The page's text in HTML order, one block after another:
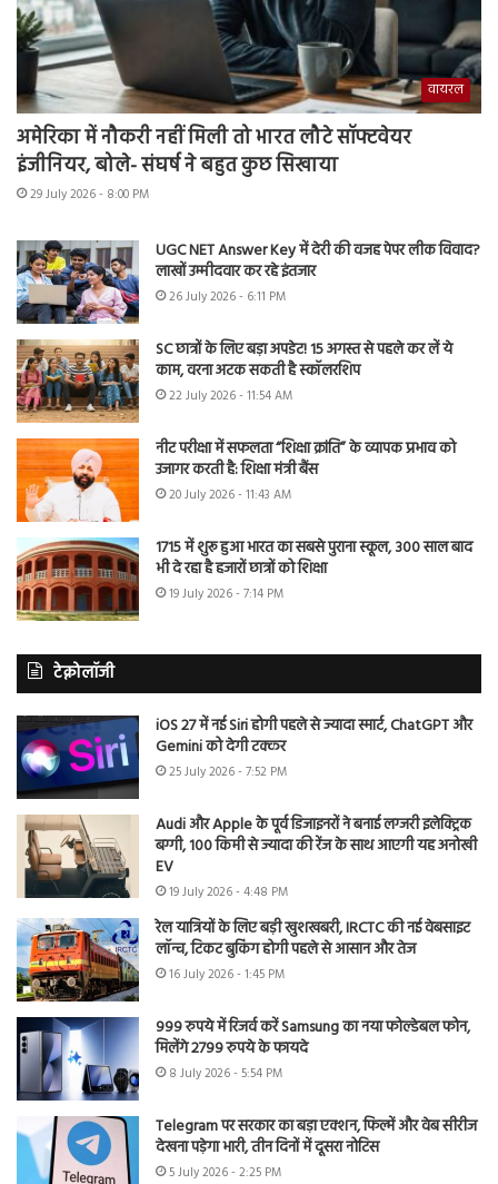
वायरल
अमेरिका में नौकरी नहीं मिली तो भारत लौटे सॉफ्टवेयर
इंजीनियर, बोले- संघर्ष ने बहुत कुछ सिखाया
29 July 2026 - 8:00 PM
UGC NET Answer Key में देरी की वजह पेपर लीक विवाद?
लाखों उम्मीदवार कर रहे इंतजार
26 July 2026 - 6:11 PM
SC छात्रों के लिए बड़ा अपडेट! 15 अगस्त से पहले कर लें ये
काम, वरना अटक सकती है स्कॉलरशिप
22 July 2026 - 11:54 AM
नीट परीक्षा में सफलता “शिक्षा क्रांति” के व्यापक प्रभाव को
उजागर करती है: शिक्षा मंत्री बैंस
20 July 2026 - 11:43 AM
1715 में शुरू हुआ भारत का सबसे पुराना स्कूल, 300 साल बाद
भी दे रहा है हजारों छात्रों को शिक्षा
19 July 2026 - 7:14 PM
टेक्नोलॉजी
iOS 27 में नई Siri होगी पहले से ज्यादा स्मार्ट, ChatGPT और
Gemini को देगी टक्कर
25 July 2026 - 7:52 PM
Audi और Apple के पूर्व डिजाइनरों ने बनाई लग्जरी इलेक्ट्रिक
बग्गी, 100 किमी से ज्यादा की रेंज के साथ आएगी यह अनोखी
EV
19 July 2026 - 4:48 PM
रेल यात्रियों के लिए बड़ी खुशखबरी, IRCTC की नई वेबसाइट
लॉन्च, टिकट बुकिंग होगी पहले से आसान और तेज
16 July 2026 - 1:45 PM
999 रुपये में रिजर्व करें Samsung का नया फोल्डेबल फोन,
मिलेंगे 2799 रुपये के फायदे
8 July 2026 - 5:54 PM
Telegram पर सरकार का बड़ा एक्शन, फिल्में और वेब सीरीज
देखना पड़ेगा भारी, तीन दिनों में दूसरा नोटिस
5 July 2026 - 2:25 PM